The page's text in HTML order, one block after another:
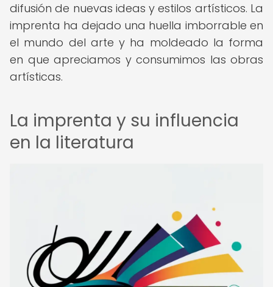
difusión de nuevas ideas y estilos artísticos. La
imprenta ha dejado una huella imborrable en
el mundo del arte y ha moldeado la forma
en que apreciamos y consumimos las obras
artísticas.
La imprenta y su influencia
en la literatura